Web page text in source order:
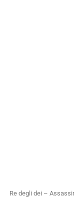
Re degli dei –